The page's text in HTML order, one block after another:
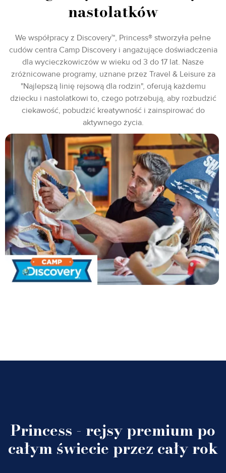
nastolatków
We współpracy z Discovery™, Princess® stworzyła pełne
cudów centra Camp Discovery i angażujące doświadczenia
dla wycieczkowiczów w wieku od 3 do 17 lat. Nasze
zróżnicowane programy, uznane przez Travel & Leisure za
"Najlepszą linię rejsową dla rodzin", oferują każdemu
dziecku i nastolatkowi to, czego potrzebują, aby rozbudzić
ciekawość, pobudzić kreatywność i zainspirować do
aktywnego życia.
Princess - rejsy premium po
całym świecie przez cały rok